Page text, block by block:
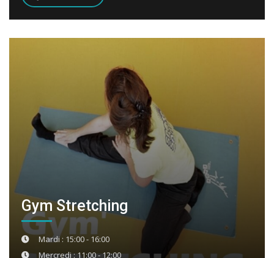
Gym Stretching
Mardi : 15:00 - 16:00
Mercredi : 11:00 - 12:00